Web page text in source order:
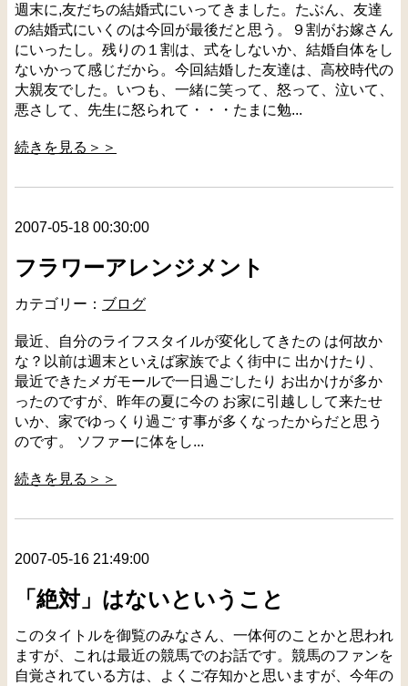
週末に,友だちの結婚式にいってきました。たぶん、友達
の結婚式にいくのは今回が最後だと思う。９割がお嫁さん
にいったし。残りの１割は、式をしないか、結婚自体をし
ないかって感じだから。今回結婚した友達は、高校時代の
大親友でした。いつも、一緒に笑って、怒って、泣いて、
悪さして、先生に怒られて・・・たまに勉...
続きを見る＞＞
2007-05-18 00:30:00
フラワーアレンジメント
カテゴリー： ブログ
最近、自分のライフスタイルが変化してきたの は何故か
な？以前は週末といえば家族でよく街中に 出かけたり、
最近できたメガモールで一日過ごしたり お出かけが多か
ったのですが、昨年の夏に今の お家に引越しして来たせ
いか、家でゆっくり過ご す事が多くなったからだと思う
のです。 ソファーに体をし...
続きを見る＞＞
2007-05-16 21:49:00
「絶対」はないということ
このタイトルを御覧のみなさん、一体何のことかと思われ
ますが、これは最近の競馬でのお話です。競馬のファンを
自覚されている方は、よくご存知かと思いますが、今年の